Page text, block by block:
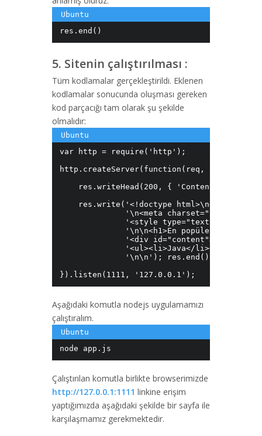
res.end()
5. Sitenin çalıştırılması :
Tüm kodlamalar gerçekleştirildi. Eklenen
kodlamalar sonucunda oluşması gereken
kod parçacığı tam olarak şu şekilde
olmalıdır:
var http = require('http');
http.createServer(function(req, res) {
res.writeHead(200, { 'Content-Type':
res.write('<!doctype html>\n<html
'\n<meta charset="utf-
'<style type="text/css">*
'\n\n<h1>En popüler
'<div id="content"><p>Son 3
'<ul><li>Java</li><li>C#</
              '\n\n'); res.end();
}).listen(1111, '127.0.0.1');
Aşağıdaki komutla nodejs uygulamamızı
çalıştıralım.
Çalıştırılan komutla birlikte browserimizde
http://127.0.0.1:1111 linkine erişim
yaptığımızda aşağıdaki şekilde bir sayfa ile
karşılaşmamız gerekmektedir.